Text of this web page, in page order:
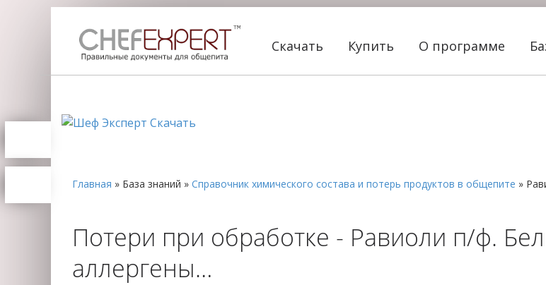
Скачать Купить О программе
Главная » База знаний » Справочник химического состава и потерь продуктов в общепите »
Потери при обработке - Равиоли п/ф.
аллергены…